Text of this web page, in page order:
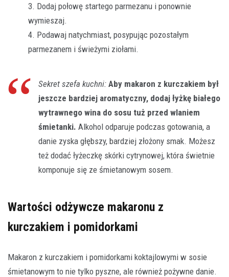
Dodaj połowę startego parmezanu i ponownie
wymieszaj.
Podawaj natychmiast, posypując pozostałym
parmezanem i świeżymi ziołami.
Sekret szefa kuchni: Aby makaron z kurczakiem był
jeszcze bardziej aromatyczny, dodaj łyżkę białego
wytrawnego wina do sosu tuż przed wlaniem
śmietanki. Alkohol odparuje podczas gotowania, a
danie zyska głębszy, bardziej złożony smak. Możesz
też dodać łyżeczkę skórki cytrynowej, która świetnie
komponuje się ze śmietanowym sosem.
Wartości odżywcze makaronu z
kurczakiem i pomidorkami
Makaron z kurczakiem i pomidorkami koktajlowymi w sosie
śmietanowym to nie tylko pyszne, ale również pożywne danie.